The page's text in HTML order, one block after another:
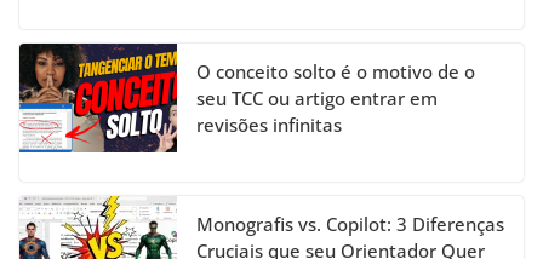
O conceito solto é o motivo de o
seu TCC ou artigo entrar em
revisões infinitas
Monografis vs. Copilot: 3 Diferenças
Cruciais que seu Orientador Quer